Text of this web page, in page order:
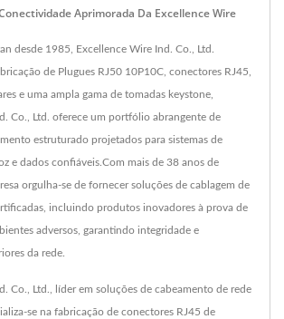
Aprimorada Da Excellence Wire
desde 1985, Excellence Wire Ind. Co., Ltd.
de Plugues RJ50 10P10C, conectores RJ45,
e uma ampla gama de tomadas keystone,
Co., Ltd. oferece um portfólio abrangente de
estruturado projetados para sistemas de
e dados confiáveis.Com mais de 38 anos de
orgulha-se de fornecer soluções de cablagem de
incluindo produtos inovadores à prova de
adversos, garantindo integridade e
da rede.
Co., Ltd., líder em soluções de cabeamento de rede
se na fabricação de conectores RJ45 de